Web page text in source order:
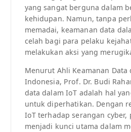
yang sangat berguna dalam
kehidupan. Namun, tanpa
memadai, keamanan data
celah bagi para pelaku
melakukan aksi yang
Menurut Ahli Keamanan Data
Indonesia, Prof. Dr. Budi
data dalam IoT adalah hal
untuk diperhatikan. Dengan
IoT terhadap serangan
menjadi kunci utama dalam